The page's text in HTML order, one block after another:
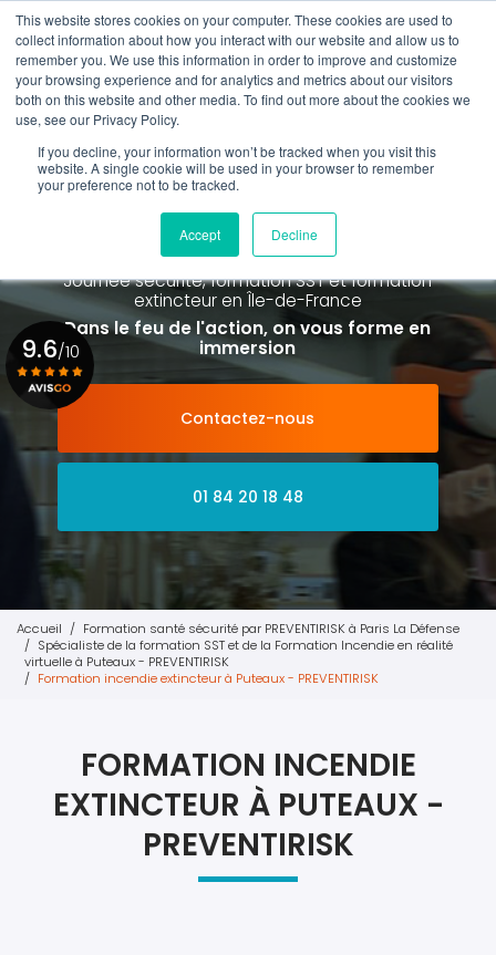
This website stores cookies on your computer. These cookies are used to
collect information about how you interact with our website and allow us to
remember you. We use this information in order to improve and customize
your browsing experience and for analytics and metrics about our visitors
both on this website and other media. To find out more about the cookies we
use, see our Privacy Policy.
If you decline, your information won’t be tracked when you visit this
website. A single cookie will be used in your browser to remember
your preference not to be tracked.
Accept Decline
Aller
au
contenu
principal
01 84 20 18 48
Spécialiste de la formation SST et
de la Formation Incendie
à Paris La Défense depuis 2015
Journée sécurité, formation SST et formation
extincteuren Île-de-France
Dans le feu de l'action, on vous forme en
immersion
Contactez-nous
01 84 20 18 48
9.6/10
Voir le certificat
Accueil
Formation santé sécurité par PREVENTIRISK à Paris La Défense
Spécialiste de la formation SST et de la Formation Incendie en réalité
virtuelle à Puteaux - PREVENTIRISK
Formation incendie extincteur à Puteaux - PREVENTIRISK
FORMATION INCENDIE
EXTINCTEUR À PUTEAUX -
PREVENTIRISK